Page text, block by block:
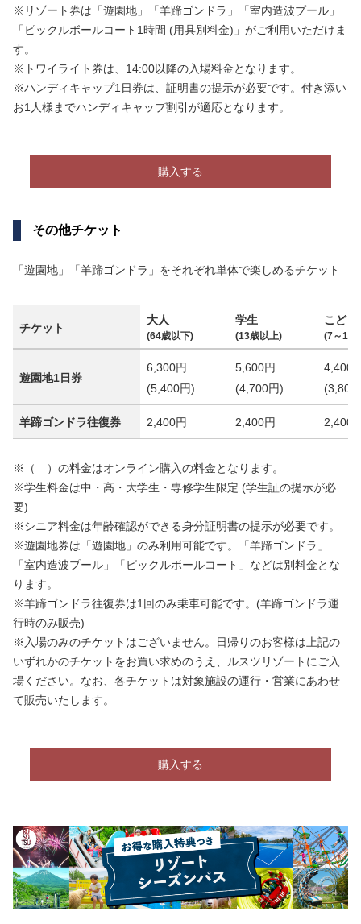
※リゾート券は「遊園地」「羊蹄ゴンドラ」「室内造波プール」
「ピックルボールコート 1時間 (用具別料金)」 がご利用いただけま
す。
※トワイライト券は、14:00以降の入場料金となります。
※ハンディキャップ1日券は、証明書の提示が必要です。付き添い
お1人様までハンディキャップ割引が適応となります。
購入する
その他チケット
「遊園地」「羊蹄ゴンドラ」をそれぞれ単体で楽しめるチケット
チケット
大人
(64歳以下)
学生
(13歳以上)
こども
(7～12
遊園地1日券
6,300円
(5,400円)
5,600円
(4,700円)
4,400
(3,800
羊蹄ゴンドラ往復券 2,400円 2,400円 2,400
※（ ）の料金はオンライン購入の料金となります。
※学生料金は中・高・大学生・専修学生限定 (学生証の提示が必
要)
※シニア料金は年齢確認ができる身分証明書の提示が必要です。
※遊園地券は「遊園地」のみ利用可能です。「羊蹄ゴンドラ」
「室内造波プール」「ピックルボールコート 」 などは別料金とな
ります。
※羊蹄ゴンドラ往復券は1回のみ乗車可能です。(羊蹄ゴンドラ運
行時のみ販売)
※入場のみのチケットはございません。日帰りのお客様は上記の
いずれかのチケットをお買い求めのうえ、ルスツリゾートにご入
場ください。なお、各チケットは対象施設の運行・営業にあわせ
て販売いたします。
購入する